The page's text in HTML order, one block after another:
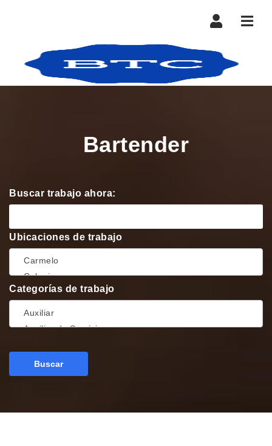
Bartender
Buscar trabajo ahora:
Ubicaciones de trabajo
Categorías de trabajo
Buscar